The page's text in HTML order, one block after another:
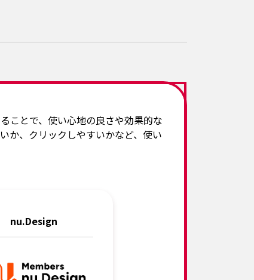
ことで、使い心地の良さや効果的な
か、クリックしやすいかなど、使い
nu.Design